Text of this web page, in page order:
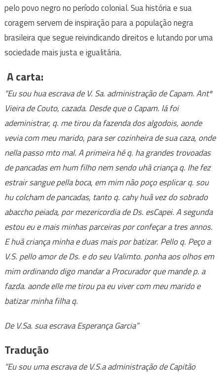
pelo povo negro no período colonial. Sua história e sua
coragem servem de inspiração para a população negra
brasileira que segue reivindicando direitos e lutando por uma
sociedade mais justa e igualitária.
A carta:
“Eu sou hua escrava de V. Sa. administração de Capam. Antº
Vieira de Couto, cazada. Desde que o Capam. lá foi
adeministrar, q. me tirou da fazenda dos algodois, aonde
vevia com meu marido, para ser cozinheira de sua caza, onde
nella passo mto mal. A primeira hé q. ha grandes trovoadas
de pancadas em hum filho nem sendo uhã criança q. lhe fez
estrair sangue pella boca, em mim não poço esplicar q. sou
hu colcham de pancadas, tanto q. cahy huã vez do sobrado
abaccho peiada, por mezericordia de Ds. esCapei. A segunda
estou eu e mais minhas parceiras por confeçar a tres annos.
E huã criança minha e duas mais por batizar. Pello q. Peço a
V.S. pello amor de Ds. e do seu Valimto. ponha aos olhos em
mim ordinando digo mandar a Procurador que mande p. a
fazda. aonde elle me tirou pa eu viver com meu marido e
batizar minha filha q.
De V.Sa. sua escrava Esperança Garcia”
Tradução
“Eu sou uma escrava de V.S.a administração de Capitão